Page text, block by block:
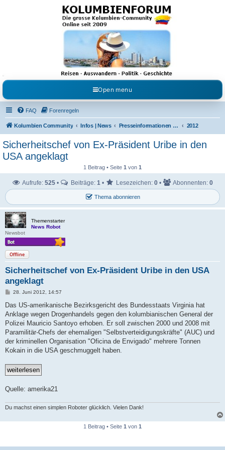
Kolumbienforum - Das
grosse Forum der
Freunde Kolumbiens
Reisen, Auswandern, Kultur, Politik, Geschichte und Visum in Kolumbien und Venezuela.
Austausch, Erfahrungen und Gemeinschaft im Kolumbienforum
Open menu
FAQ Forenregeln
Kolumbien Community Infos | News Presseinformationen & Neuigkeiten 2012
Sicherheitschef von Ex-Präsident Uribe in den
USA angeklagt
1 Beitrag • Seite 1 von 1
Thema abonnieren
Aufrufe: 525 • Beiträge: 1 • Lesezeichen: 0 • Abonnenten: 0
Themenstarter
News Robot
Newsbot
Offline
Sicherheitschef von Ex-Präsident Uribe in den USA
angeklagt
B
i
r
a
28. Juni 2012, 14:57
Das US-amerikanische Bezirksgericht des Bundesstaats Virginia hat
Anklage wegen Drogenhandels gegen den kolumbianischen General der
Polizei Mauricio Santoyo erhoben. Er soll zwischen 2000 und 2008 mit
Paramilitär-Chefs der ehemaligen "Selbstverteidigungskräfte" (AUC) und
der kriminellen Organisation "Oficina de Envigado" mehrere Tonnen
Kokain in die USA geschmuggelt haben.
Quelle: amerika21
Du machst einen simplen Roboter glücklich. Vielen Dank!
1 Beitrag • Seite 1 von 1